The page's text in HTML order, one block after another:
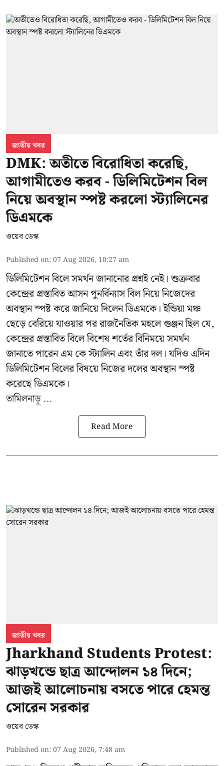
জাতীয় খবর
DMK: অতীতে বিরোধিতা করেছি,
আগামীতেও করব - ডিলিমিটেশন বিল
নিয়ে অবস্থান স্পষ্ট করলো স্ট্যালিনের
ডিএমকে
ওয়েব ডেস্ক
Published on:07 Aug 2026, 10:27 am
ডিলিমিটেশন বিলে সমর্থন জানানোর প্রশ্নই নেই। শুক্রবার
কেন্দ্রের প্রস্তাবিত আসন পুনর্বিন্যাস বিল নিয়ে নিজেদের
অবস্থান স্পষ্ট করে জানিয়ে দিলেন ডিএমকে। ইন্ডিয়া মঞ্চ
ছেড়ে বেরিয়ে যাওয়ার পর রাজনৈতিক মহলে গুঞ্জন ছিল যে,
কেন্দ্রের প্রস্তাবিত বিলে বিশেষ শর্তের বিনিময়ে সমর্থন
জানাতে পারেন এম কে স্ট্যালিন এবং তাঁর দল। যদিও এদিন
ডিলিমিটেশন বিলের বিষয়ে নিজের দলের অবস্থান স্পষ্ট
করেছে ডিএমকে।
তামিলনাড়ু ...
Read More
জাতীয় খবর
Jharkhand Students Protest:
ঝাড়খন্ডে ছাত্র আন্দোলন ১৪ দিনে;
আজই আলোচনায় বসতে পারে হেমন্ত
সোরেন সরকার
ওয়েব ডেস্ক
Published on:07 Aug 2026, 7:48 am